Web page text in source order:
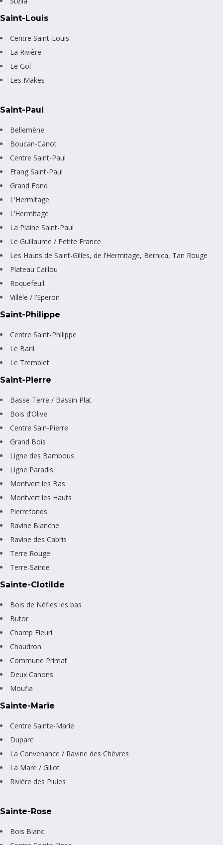
Saint-Louis
Centre Saint-Louis
La Rivière
Le Gol
Les Makes
Saint-Paul
Bellemène
Boucan-Canot
Centre Saint-Paul
Etang Saint-Paul
Grand Fond
L'Hermitage
L’Hermitage
La Plaine Saint-Paul
Le Guillaume / Petite France
Les Hauts de Saint-Gilles, de l’Hermitage, Bernica, Tan Rouge
Plateau Caillou
Roquefeuil
Villèle / l’Eperon
Saint-Philippe
Centre Saint-Philippe
Le Baril
Le Tremblet
Saint-Pierre
Basse Terre / Bassin Plat
Bois d’Olive
Centre Sain-Pierre
Grand Bois
Ligne des Bambous
Ligne Paradis
Montvert les Bas
Montvert les Hauts
Pierrefonds
Ravine Blanche
Ravine des Cabris
Terre Rouge
Terre-Sainte
Sainte-Clotilde
Bois de Nèfles les bas
Butor
Champ Fleuri
Chaudron
Commune Primat
Deux Canons
Moufia
Sainte-Marie
Centre Sainte-Marie
Duparc
La Convenance / Ravine des Chèvres
La Mare / Gillot
Rivière des Pluies
Sainte-Rose
Bois Blanc